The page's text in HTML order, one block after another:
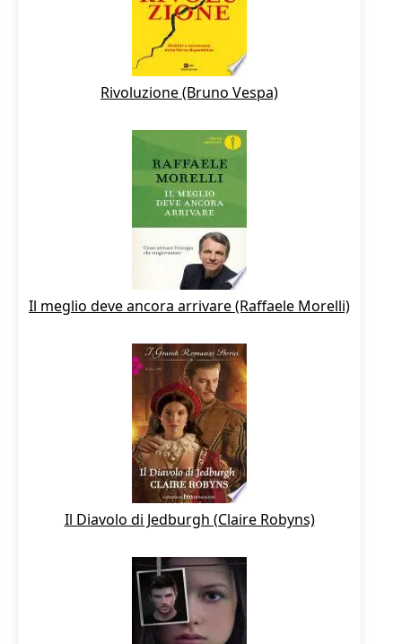
Rivoluzione (Bruno Vespa)
Il meglio deve ancora arrivare (Raffaele Morelli)
Il Diavolo di Jedburgh (Claire Robyns)